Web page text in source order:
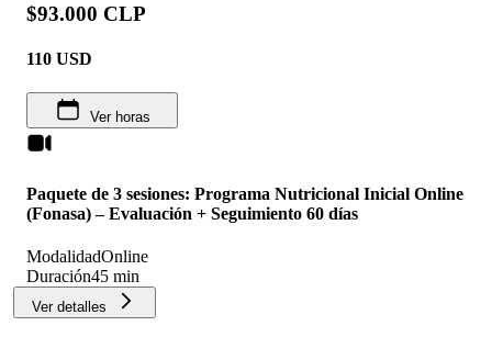
$93.000 CLP
110 USD
Ver horas
Paquete de 3 sesiones: Programa Nutricional Inicial Online
(Fonasa) – Evaluación + Seguimiento 60 días
ModalidadOnline
Duración45 min
Ver detalles